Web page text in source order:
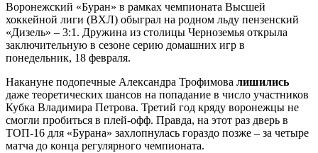
Воронежский «Буран» в рамках чемпионата Высшей
хоккейной лиги (ВХЛ) обыграл на родном льду пензенский
«Дизель» – 3:1. Дружина из столицы Черноземья открыла
заключительную в сезоне серию домашних игр в
понедельник, 18 февраля.
Накануне подопечные Александра Трофимова лишились
даже теоретических шансов на попадание в число участников
Кубка Владимира Петрова. Третий год кряду воронежцы не
смогли пробиться в плей-офф. Правда, на этот раз дверь в
ТОП-16 для «Бурана» захлопнулась гораздо позже – за четыре
матча до конца регулярного чемпионата.